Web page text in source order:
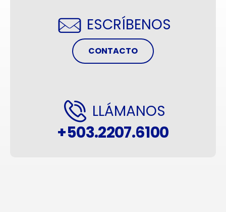
ESCRÍBENOS
CONTACTO
LLÁMANOS
+503.2207.6100